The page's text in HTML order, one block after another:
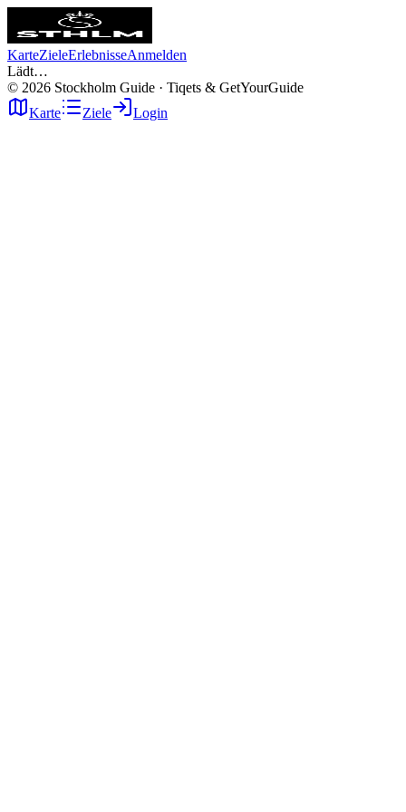
KarteZieleErlebnisseAnmelden
Lädt…
© 2026 Stockholm Guide · Tiqets & GetYourGuide
Karte
Ziele Login